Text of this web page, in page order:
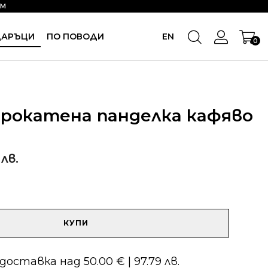
ПО ПОВОДИ EN 0
панделка кафяво
КУПИ
над 50.00 € | 97.79 лв.